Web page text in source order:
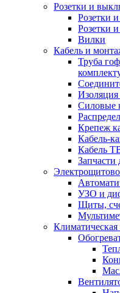
Розетки и
Розетки
Розетки
Вилки
Кабель и
Труба
Изоляция
Силовые
Крепеж
Кабель-
Кабель
Запчасти
УЗО и
Щиты,
Климатическая